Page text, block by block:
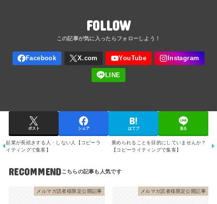
FOLLOW
ポスト シェア はてブ 送る
起業が長続きする人・しない人【コピーラ
イティングで集客】
褒められることを目的にしていませんか？
【コピーライティングで集客】
RECOMMEND
メルマガ読者様限定公開記事 メルマガ読者様限定公開記事